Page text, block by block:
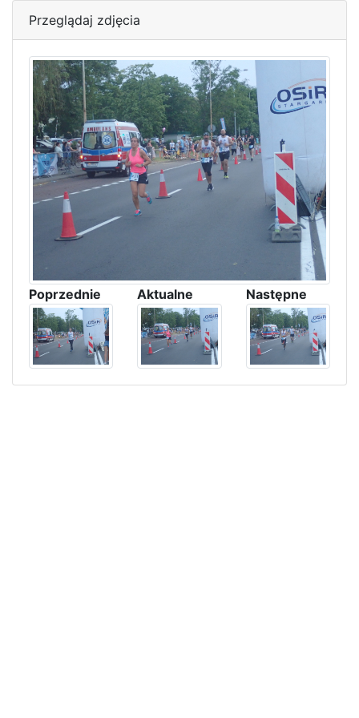
Przeglądaj zdjęcia
Poprzednie Aktualne Następne